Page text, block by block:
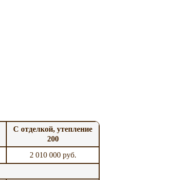
С отделкой, утепление
200
2 010 000 руб.